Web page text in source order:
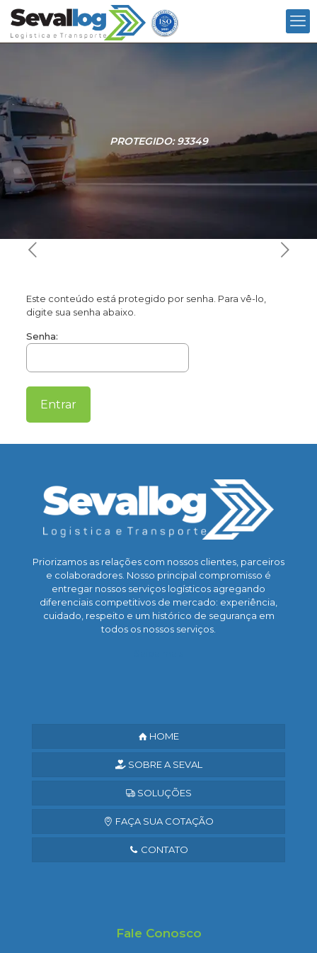
PROTEGIDO: 93349
Este conteúdo está protegido por senha. Para vê-lo,
digite sua senha abaixo.
Senha:
Priorizamos as relações com nossos clientes, parceiros
e colaboradores. Nosso principal compromisso é
entregar nossos serviços logísticos agregando
diferenciais competitivos de mercado: experiência,
cuidado, respeito e um histórico de segurança em
todos os nossos serviços.
HOME
SOBRE A SEVAL
SOLUÇÕES
FAÇA SUA COTAÇÃO
CONTATO
Fale Conosco